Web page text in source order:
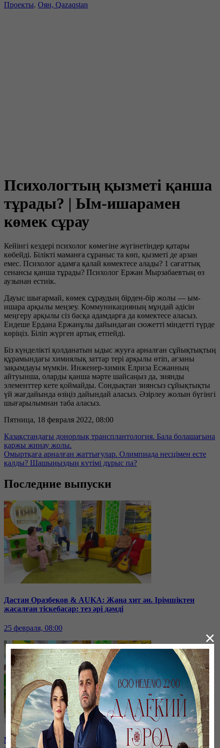
Проекты. Оян, Qazaqstan
Психологтың қызметі қанша
тұрады? | Ым-ишарамен
көмек сұрау
Кейінгі кездері психолог көмегіне жүгінетіндер қатары
көбейді. Білікті маманға сұраныс та көп, қызметі де арзан
емес. Психолог адамға қалай көмектесе алады? 1 сағаттық
сенансы қанша тұрады? Психолог Ержан Мырзабаевтың өз
аузынан естиік.
Дауыс шығармай, көмек сұраудың бірден-бір жолы — ым-
ишара арқылы меңзеу. Коммуникацияның мұндай әдісін
меңгеру арқылы сіз басқа адамдарға да көмектесе аласыз.
Ендеше Ердана Ержанұлы дайындаған сюжетті міндетті түрде
көріңіз. Біліп жүрген артық етпейді.
Біз күнделікті қолданатын ыдыс жууға арналған сұйықтықтың
құрамындағы химиялық заттар тері арқылы өтіп, ағзаны
зақымдауы мүмкін. Инженер-химик Елриза Есжанның
айтуынша, оларды қанша мәрте шайсаңыз да, зиянды
элементтер кете қоймайды. Сондықтан зиянсыз сұйықтықты
үй жағдайында өзіңіз дайындай аласыз. Әзірлеу жолын бүгінгі
шығарылымнан таба аласыз.
Пятница, 18 февраля 2022, 08:00
Қазақстандағы донорлық трансплантология. Бала болашағына
қаржы жинау жолы.
Омыртқаға арналған жаттығулар. Олимпиада несцімен есте
қалды? Шашыңыздың күтімі дұрыс па?
Последние выпуски
Дастан Оразбеков & AUKA: Жаңа хит ән. Ірімшіктен
жасалған тіскебасар: тез әрі дәмді
25 февраля, 08:00
Мистер Бинге пародия! Нумерологтарға кімдер көп
×